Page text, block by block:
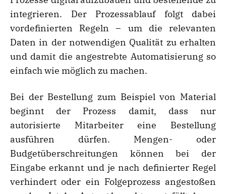
integrieren. Der Prozessablauf folgt dabei
vordefinierten Regeln – um die relevanten
Daten in der notwendigen Qualität zu erhalten
und damit die angestrebte Automatisierung so
einfach wie möglich zu machen.
Bei der Bestellung zum Beispiel von Material
beginnt der Prozess damit, dass nur
autorisierte Mitarbeiter eine Bestellung
ausführen dürfen. Mengen- oder
Budgetüberschreitungen können bei der
Eingabe erkannt und je nach definierter Regel
verhindert oder ein Folgeprozess angestoßen